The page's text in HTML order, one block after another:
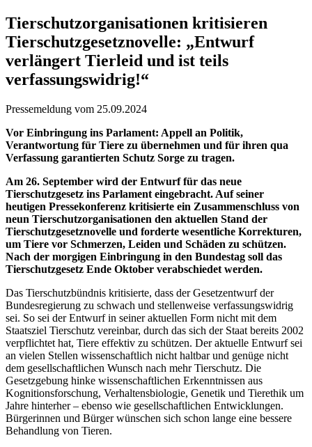
Tierschutzorganisationen kritisieren
Tierschutzgesetznovelle: „Entwurf
verlängert Tierleid und ist teils
verfassungswidrig!“
Pressemeldung vom 25.09.2024
Vor Einbringung ins Parlament: Appell an Politik,
Verantwortung für Tiere zu übernehmen und für ihren qua
Verfassung garantierten Schutz Sorge zu tragen.
Am 26. September wird der Entwurf für das neue
Tierschutzgesetz ins Parlament eingebracht. Auf seiner
heutigen Pressekonferenz kritisierte ein Zusammenschluss von
neun Tierschutzorganisationen den aktuellen Stand der
Tierschutzgesetznovelle und forderte wesentliche Korrekturen,
um Tiere vor Schmerzen, Leiden und Schäden zu schützen.
Nach der morgigen Einbringung in den Bundestag soll das
Tierschutzgesetz Ende Oktober verabschiedet werden.
Das Tierschutzbündnis kritisierte, dass der Gesetzentwurf der
Bundesregierung zu schwach und stellenweise verfassungswidrig
sei. So sei der Entwurf in seiner aktuellen Form nicht mit dem
Staatsziel Tierschutz vereinbar, durch das sich der Staat bereits 2002
verpflichtet hat, Tiere effektiv zu schützen. Der aktuelle Entwurf sei
an vielen Stellen wissenschaftlich nicht haltbar und genüge nicht
dem gesellschaftlichen Wunsch nach mehr Tierschutz. Die
Gesetzgebung hinke wissenschaftlichen Erkenntnissen aus
Kognitionsforschung, Verhaltensbiologie, Genetik und Tierethik um
Jahre hinterher – ebenso wie gesellschaftlichen Entwicklungen.
Bürgerinnen und Bürger wünschen sich schon lange eine bessere
Behandlung von Tieren.